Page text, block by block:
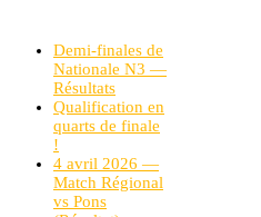
Demi-finales de
Nationale N3 —
Résultats
Qualification en
quarts de finale
!
4 avril 2026 —
Match Régional
vs Pons